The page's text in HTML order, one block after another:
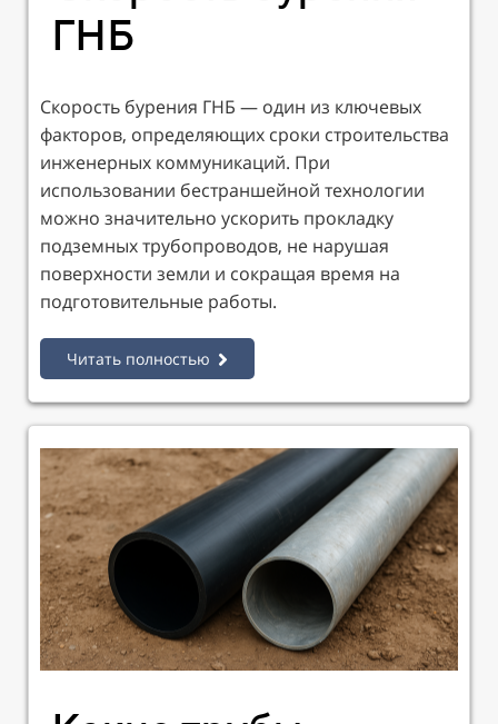
ГНБ
Скорость бурения ГНБ — один из ключевых
факторов, определяющих сроки строительства
инженерных коммуникаций. При
использовании бестраншейной технологии
можно значительно ускорить прокладку
подземных трубопроводов, не нарушая
поверхности земли и сокращая время на
подготовительные работы.
Читать полностью